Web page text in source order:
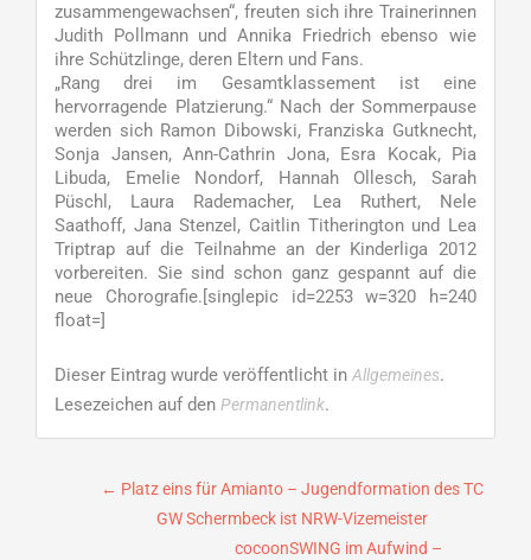
zusammengewachsen“, freuten sich ihre Trainerinnen
Judith Pollmann und Annika Friedrich ebenso wie
ihre Schützlinge, deren Eltern und Fans.
„Rang drei im Gesamtklassement ist eine
hervorragende Platzierung.“ Nach der Sommerpause
werden sich Ramon Dibowski, Franziska Gutknecht,
Sonja Jansen, Ann-Cathrin Jona, Esra Kocak, Pia
Libuda, Emelie Nondorf, Hannah Ollesch, Sarah
Püschl, Laura Rademacher, Lea Ruthert, Nele
Saathoff, Jana Stenzel, Caitlin Titherington und Lea
Triptrap auf die Teilnahme an der Kinderliga 2012
vorbereiten. Sie sind schon ganz gespannt auf die
neue Chorografie.[singlepic id=2253 w=320 h=240
float=]
Dieser Eintrag wurde veröffentlicht in Allgemeines.
Lesezeichen auf den Permanentlink.
Beitragsnavigation
← Platz eins für Amianto – Jugendformation des TC
GW Schermbeck ist NRW-Vizemeister
cocoonSWING im Aufwind –